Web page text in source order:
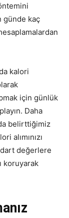
günde kaç
kalori
için günlük
Daha
belirttiğimiz
alımınızı
değerlere
koruyarak